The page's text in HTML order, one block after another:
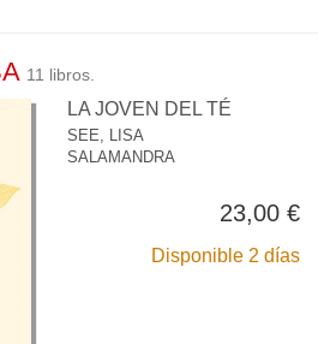
11 libros.
LA JOVEN DEL TÉ
SEE, LISA
SALAMANDRA
23,00 €
Disponible 2 días